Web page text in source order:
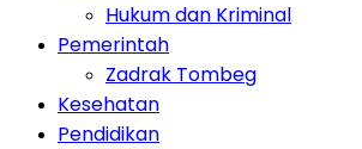
Hukum dan Kriminal
Pemerintah
Zadrak Tombeg
Kesehatan
Pendidikan